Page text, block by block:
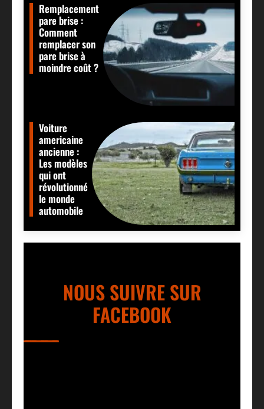
Remplacement
pare brise :
Comment
remplacer son
pare brise à
moindre coût ?
Voiture
americaine
ancienne :
Les modèles
qui ont
révolutionné
le monde
automobile
NOUS SUIVRE SUR
FACEBOOK